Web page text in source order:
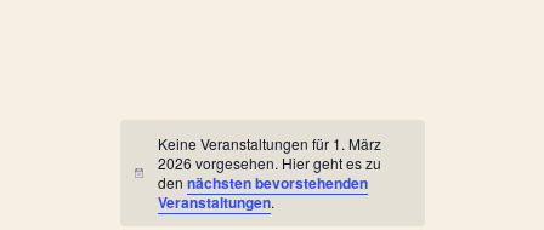
Hinweis
Keine Veranstaltungen für 1. März
2026 vorgesehen. Hier geht es zu
den nächsten bevorstehenden
Veranstaltungen.